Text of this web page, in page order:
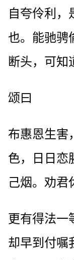
自夸伶利，
也。能驰骋
断头，可知
颂曰
布惠恩生害
色，日日恋
己烟。劝君
更有得法一
却早到付嘱